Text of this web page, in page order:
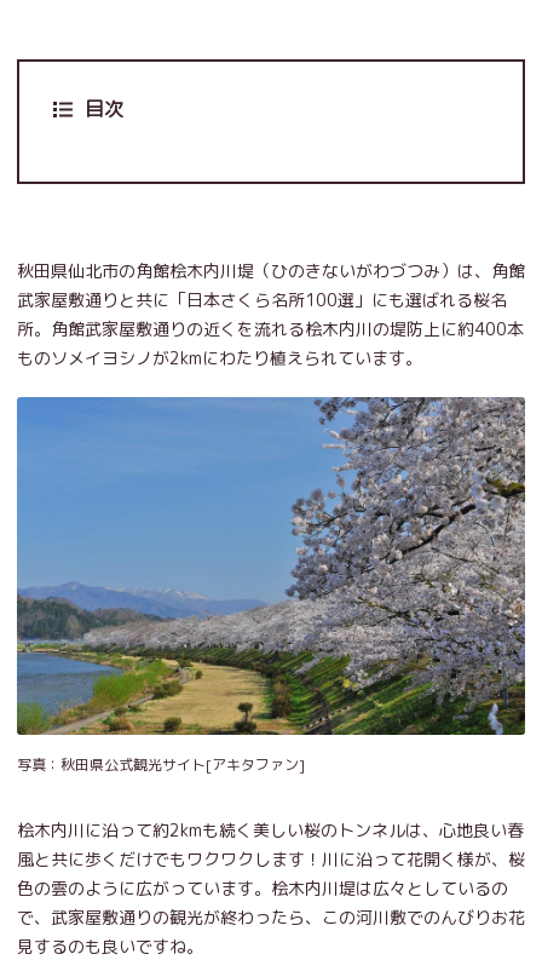
目次
秋田県仙北市の角館桧木内川堤（ひのきないがわづつみ）は、角館
武家屋敷通りと共に「日本さくら名所100選」にも選ばれる桜名
所。角館武家屋敷通りの近くを流れる桧木内川の堤防上に約400本
ものソメイヨシノが2kmにわたり植えられています。
写真：秋田県公式観光サイト[アキタファン]
桧木内川に沿って約2kmも続く美しい桜のトンネルは、心地良い春
風と共に歩くだけでもワクワクします！川に沿って花開く様が、桜
色の雲のように広がっています。桧木内川堤は広々としているの
で、武家屋敷通りの観光が終わったら、この河川敷でのんびりお花
見するのも良いですね。